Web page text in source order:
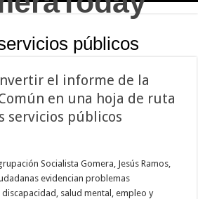
públicos
el informe de la
en una hoja de ruta
servicios públicos
Socialista Gomera, Jesús Ramos,
evidencian problemas
salud mental, empleo y